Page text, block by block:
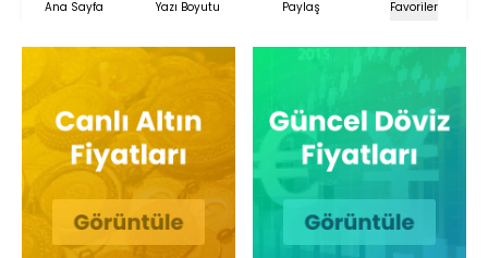
Ana Sayfa Yazı Boyutu Paylaş Favoriler